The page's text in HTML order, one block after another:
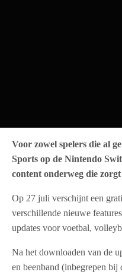
Voor zowel spelers die al
Sports op de Nintendo
content onderweg die
Op 27 juli verschijnt een
verschillende nieuwe
updates voor voetbal,
Na het downloaden van de
en beenband (inbegrepen bij